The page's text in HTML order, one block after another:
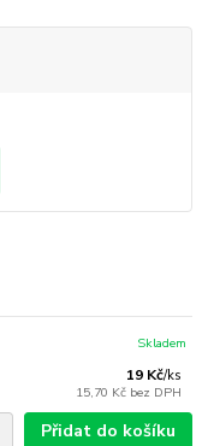
19 Kč/ks
15,70 Kč bez DPH
Skladem
Přidat do košíku